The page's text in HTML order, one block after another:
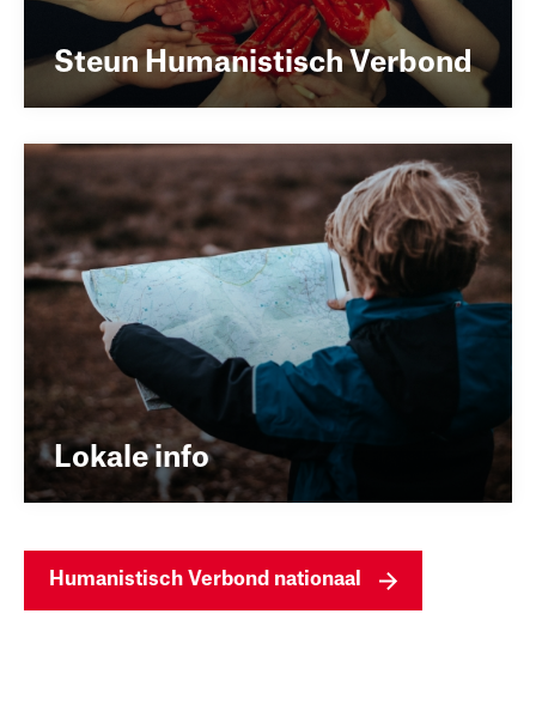
Steun Humanistisch Verbond
Lokale info
Humanistisch Verbond nationaal